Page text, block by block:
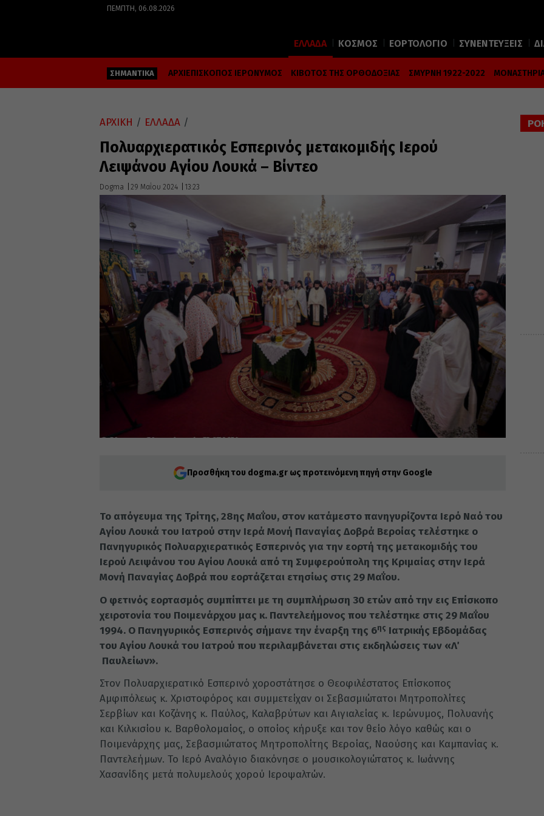
ΠΈΜΠΤΗ, 06.08.2026
ΕΛΛΑΔΑ ΚΟΣΜΟΣ ΕΟΡΤΟΛΟΓΙΟ ΣΥΝΕΝΤΕΥΞΕΙΣ
ΣΗΜΑΝΤΙΚΑ ΑΡΧΙΕΠΙΣΚΟΠΟΣ ΙΕΡΩΝΥΜΟΣ ΚΙΒΩΤΟΣ ΤΗΣ ΟΡΘΟΔΟΞΙΑΣ ΣΜΥΡΝΗ 1922-2022
ΑΡΧΙΚΗ / ΕΛΛΑΔΑ /
Πολυαρχιερατικός Εσπερινός μετακομιδής Ιερού
Λειψάνου Αγίου Λουκά – Βίντεο
Dogma 29 Μαΐου 2024 13:23
Προσθήκη του dogma.gr ως προτεινόμενη πηγή στην Google
Το απόγευμα της Τρίτης, 28ης Μαΐου, στον κατάμεστο πανηγυρίζοντα Ιερό Ναό του
Αγίου Λουκά του Ιατρού στην Ιερά Μονή Παναγίας Δοβρά Βεροίας τελέστηκε ο
Πανηγυρικός Πολυαρχιερατικός Εσπερινός για την εορτή της μετακομιδής του
Ιερού Λειψάνου του Αγίου Λουκά από τη Συμφερούπολη της Κριμαίας στην Ιερά
Μονή Παναγίας Δοβρά που εορτάζεται ετησίως στις 29 Μαΐου.
Ο φετινός εορτασμός συμπίπτει με τη συμπλήρωση 30 ετών από την εις Επίσκοπο
χειροτονία του Ποιμενάρχου μας κ. Παντελεήμονος που τελέστηκε στις 29 Μαΐου
1994. Ο Πανηγυρικός Εσπερινός σήμανε την έναρξη της 6ης Ιατρικής Εβδομάδας
του Αγίου Λουκά του Ιατρού που περιλαμβάνεται στις εκδηλώσεις των «Λ΄
Παυλείων».
Στον Πολυαρχιερατικό Εσπερινό χοροστάτησε ο Θεοφιλέστατος Επίσκοπος
Αμφιπόλεως κ. Χριστοφόρος και συμμετείχαν οι Σεβασμιώτατοι Μητροπολίτες
Σερβίων και Κοζάνης κ. Παύλος, Καλαβρύτων και Αιγιαλείας κ. Ιερώνυμος, Πολυανής
και Κιλκισίου κ. Βαρθολομαίος, ο οποίος κήρυξε και τον θείο λόγο καθώς και ο
Ποιμενάρχης μας, Σεβασμιώτατος Μητροπολίτης Βεροίας, Ναούσης και Καμπανίας κ.
Παντελεήμων. Το Ιερό Αναλόγιο διακόνησε ο μουσικολογιώτατος κ. Ιωάννης
Χασανίδης μετά πολυμελούς χορού Ιεροψαλτών.